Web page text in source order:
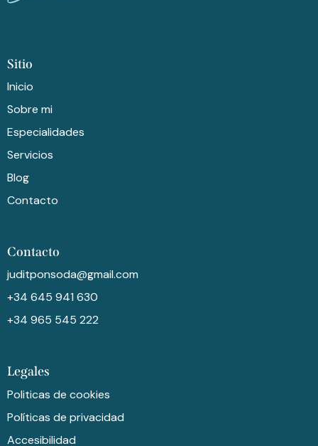
Sitio
Inicio
Sobre mi
Especialidades
Servicios
Blog
Contacto
Contacto
juditponsoda@gmail.com
+34 645 941 630
+34 965 545 222
Legales
Politicas de cookies
Políticas de privacidad
Accesibilidad